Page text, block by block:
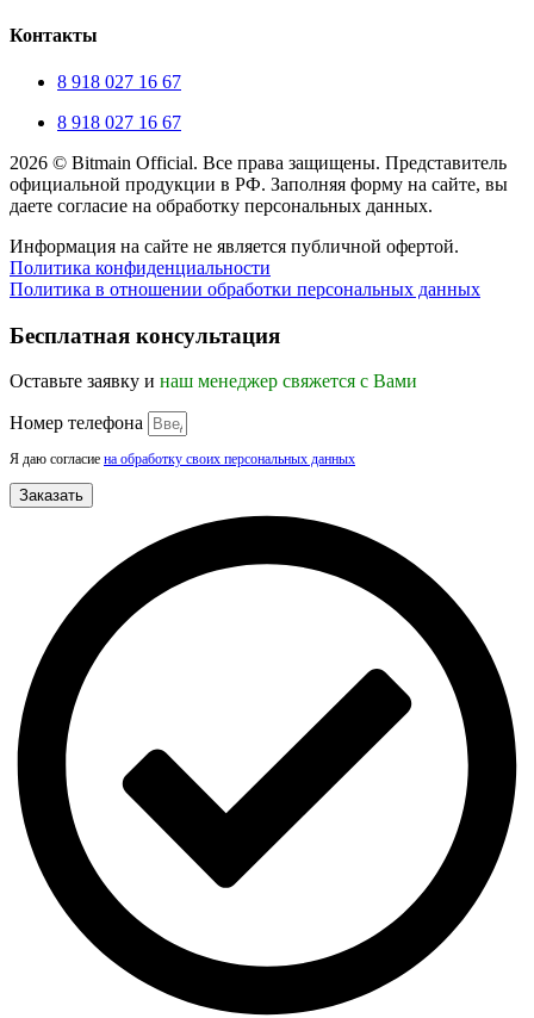
Контакты
8 918 027 16 67
8 918 027 16 67
2026 © Bitmain Official. Все права защищены. Представитель
официальной продукции в РФ. Заполняя форму на сайте, вы
даете согласие на обработку персональных данных.
Информация на сайте не является публичной офертой.
Политика конфиденциальности
Политика в отношении обработки персональных данных
вверх
Бесплатная консультация
Оставьте заявку и наш менеджер свяжется с Вами
Номер телефона
Я даю согласие на обработку своих персональных данных
Заказать